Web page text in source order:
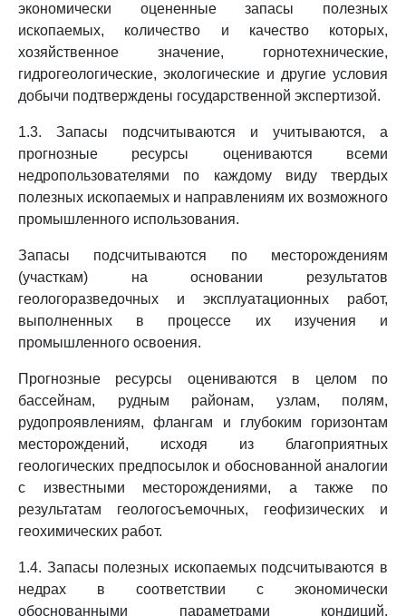
экономически оцененные запасы полезных
ископаемых, количество и качество которых,
хозяйственное значение, горнотехнические,
гидрогеологические, экологические и другие условия
добычи подтверждены государственной экспертизой.
1.3. Запасы подсчитываются и учитываются, а
прогнозные ресурсы оцениваются всеми
недропользователями по каждому виду твердых
полезных ископаемых и направлениям их возможного
промышленного использования.
Запасы подсчитываются по месторождениям
(участкам) на основании результатов
геологоразведочных и эксплуатационных работ,
выполненных в процессе их изучения и
промышленного освоения.
Прогнозные ресурсы оцениваются в целом по
бассейнам, рудным районам, узлам, полям,
рудопроявлениям, флангам и глубоким горизонтам
месторождений, исходя из благоприятных
геологических предпосылок и обоснованной аналогии
с известными месторождениями, а также по
результатам геологосъемочных, геофизических и
геохимических работ.
1.4. Запасы полезных ископаемых подсчитываются в
недрах в соответствии с экономически
обоснованными параметрами кондиций,